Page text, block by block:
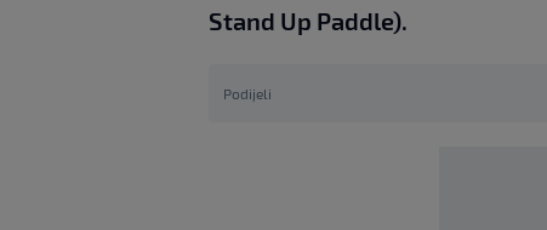
Stand Up Paddle).
Podijeli